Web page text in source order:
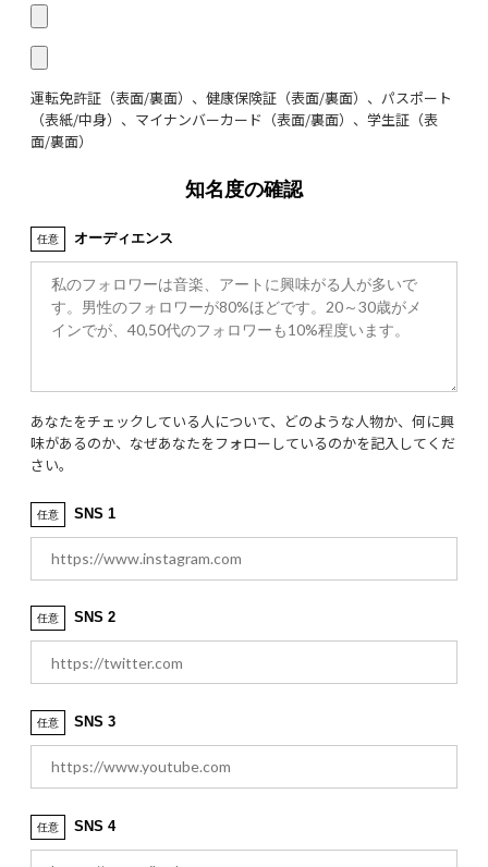
運転免許証（表面/裏面）、健康保険証（表面/裏面）、パスポート
（表紙/中身）、マイナンバーカード（表面/裏面）、学生証（表
面/裏面）
知名度の確認
任意 オーディエンス
あなたをチェックしている人について、どのような人物か、何に興
味があるのか、なぜあなたをフォローしているのかを記入してくだ
さい。
任意 SNS 1
任意 SNS 2
任意 SNS 3
任意 SNS 4